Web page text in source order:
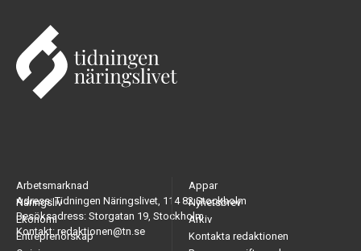
Adress: Tidningen Näringslivet, 114 82 Stockholm
Besöksadress: Storgatan 19, Stockholm
Kontakt: redaktionen@tn.se
Arbetsmarknad
Näringsliv
Ekonomi
Entreprenörskap
Appar
Nyhetsbrev
Arkiv
Kontakta redaktionen